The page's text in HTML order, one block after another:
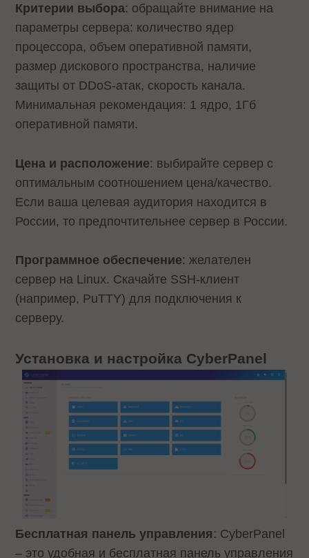
Критерии выбора: обращайте внимание на
параметры сервера: количество ядер
процессора, объем оперативной памяти,
размер дискового пространства, наличие
защиты от DDoS-атак, скорость канала.
Минимальная рекомендация: 1 ядро, 1Гб
оперативной памяти.
Цена и расположение: выбирайте сервер с
оптимальным соотношением цена/качество.
Если ваша целевая аудитория находится в
России, то предпочтительнее сервер в России.
Программное обеспечение: желателен
сервер на Linux. Скачайте SSH-клиент
(например, PuTTY) для подключения к
серверу.
Установка и настройка CyberPanel
Бесплатная панель управления : CyberPanel
– это удобная и бесплатная панель управления